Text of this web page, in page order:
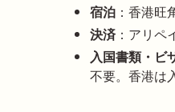
宿泊 ：香港
決済 ：アリ
入国書類・ビ
不要。香港は